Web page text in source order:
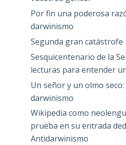
Por fin una poderosa
darwinismo
Segunda gran catástrofe
Sesquicentenario de la
lecturas para entender
Un señor y un olmo
darwinismo
Wikipedia como
prueba en su entrada
Antidarwinismo